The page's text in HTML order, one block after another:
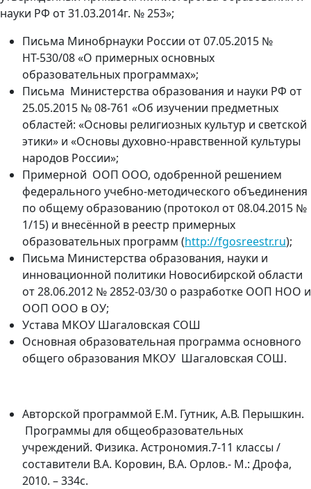
науки РФ от 31.03.2014г. № 253»;
Письма Минобрнауки России от 07.05.2015 №
НТ-530/08 «О примерных основных
образовательных программах»;
Письма Министерства образования и науки РФ от
25.05.2015 № 08-761 «Об изучении предметных
областей: «Основы религиозных культур и светской
этики» и «Основы духовно-нравственной культуры
народов России»;
Примерной ООП ООО, одобренной решением
федерального учебно-методического объединения
по общему образованию (протокол от 08.04.2015 №
1/15) и внесённой в реестр примерных
образовательных программ (http://fgosreestr.ru);
Письма Министерства образования, науки и
инновационной политики Новосибирской области
от 28.06.2012 № 2852-03/30 о разработке ООП НОО и
ООП ООО в ОУ;
Устава МКОУ Шагаловская СОШ
Основная образовательная программа основного
общего образования МКОУ Шагаловская СОШ.
Авторской программой Е.М. Гутник, А.В. Перышкин.
Программы для общеобразовательных
учреждений. Физика. Астрономия.7-11 классы /
составители В.А. Коровин, В.А. Орлов.- М.: Дрофа,
2010. – 334с.